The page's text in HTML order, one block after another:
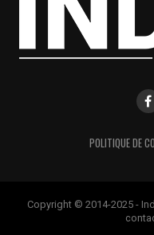
POLITIQUE DE
Copyright © 2014-2025 -